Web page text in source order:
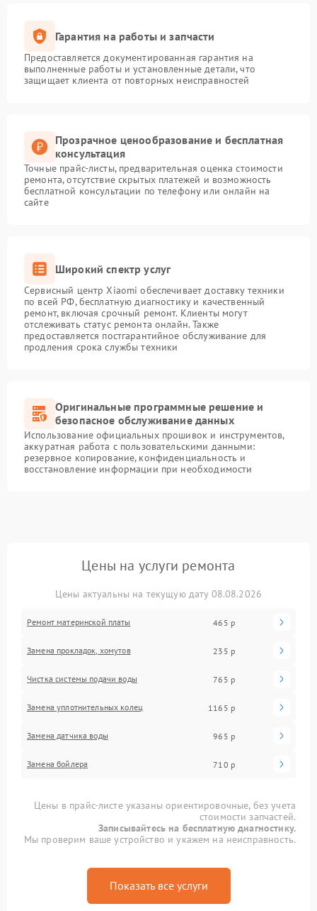
Гарантия на работы и запчасти
Предоставляется документированная гарантия на
выполненные работы и установленные детали, что
защищает клиента от повторных неисправностей
Прозрачное ценообразование и бесплатная
консультация
Точные прайс-листы, предварительная оценка стоимости
ремонта, отсутствие скрытых платежей и возможность
бесплатной консультации по телефону или онлайн на
сайте
Широкий спектр услуг
Сервисный центр Xiaomi обеспечивает доставку техники
по всей РФ, бесплатную диагностику и качественный
ремонт, включая срочный ремонт. Клиенты могут
отслеживать статус ремонта онлайн. Также
предоставляется постгарантийное обслуживание для
продления срока службы техники
Оригинальные программные решение и
безопасное обслуживание данных
Использование официальных прошивок и инструментов,
аккуратная работа с пользовательскими данными:
резервное копирование, конфиденциальность и
восстановление информации при необходимости
Цены на услуги ремонта
Цены актуальны на текущую дату 08.08.2026
Ремонт материнской платы 465 р
Замена прокладок, хомутов 235 р
Чистка системы подачи воды 765 р
Замена уплотнительных колец 1165 р
Замена датчика воды 965 р
Замена бойлера 710 р
Цены в прайс-листе указаны ориентировочные, без учета
стоимости запчастей.
Записывайтесь на бесплатную диагностику.
Мы проверим ваше устройство и укажем на неисправность.
Показать все услуги